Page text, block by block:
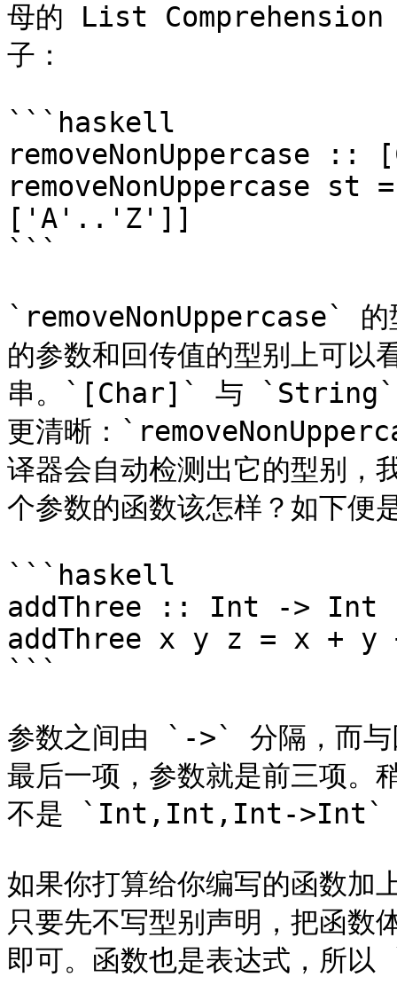
母的 List Comprehension
子：
```haskell
removeNonUppercase
['A'..'Z']]
```
`removeNonUppercase`
的参数和回传值的型别上可以
串。`[Char]` 与 `String`
更清晰：
译器会自动检测出它的型别，
个参数的函数该怎样？如下便
```haskell
addThree :: Int ->
addThree x y z = x + y
```
参数之间由 `->` 分隔，而与
最后一项，参数就是前三项
不是 `Int,Int,Int->Int` 之
如果你打算给你编写的函数加
只要先不写型别声明，把函
即可。函数也是表达式，所